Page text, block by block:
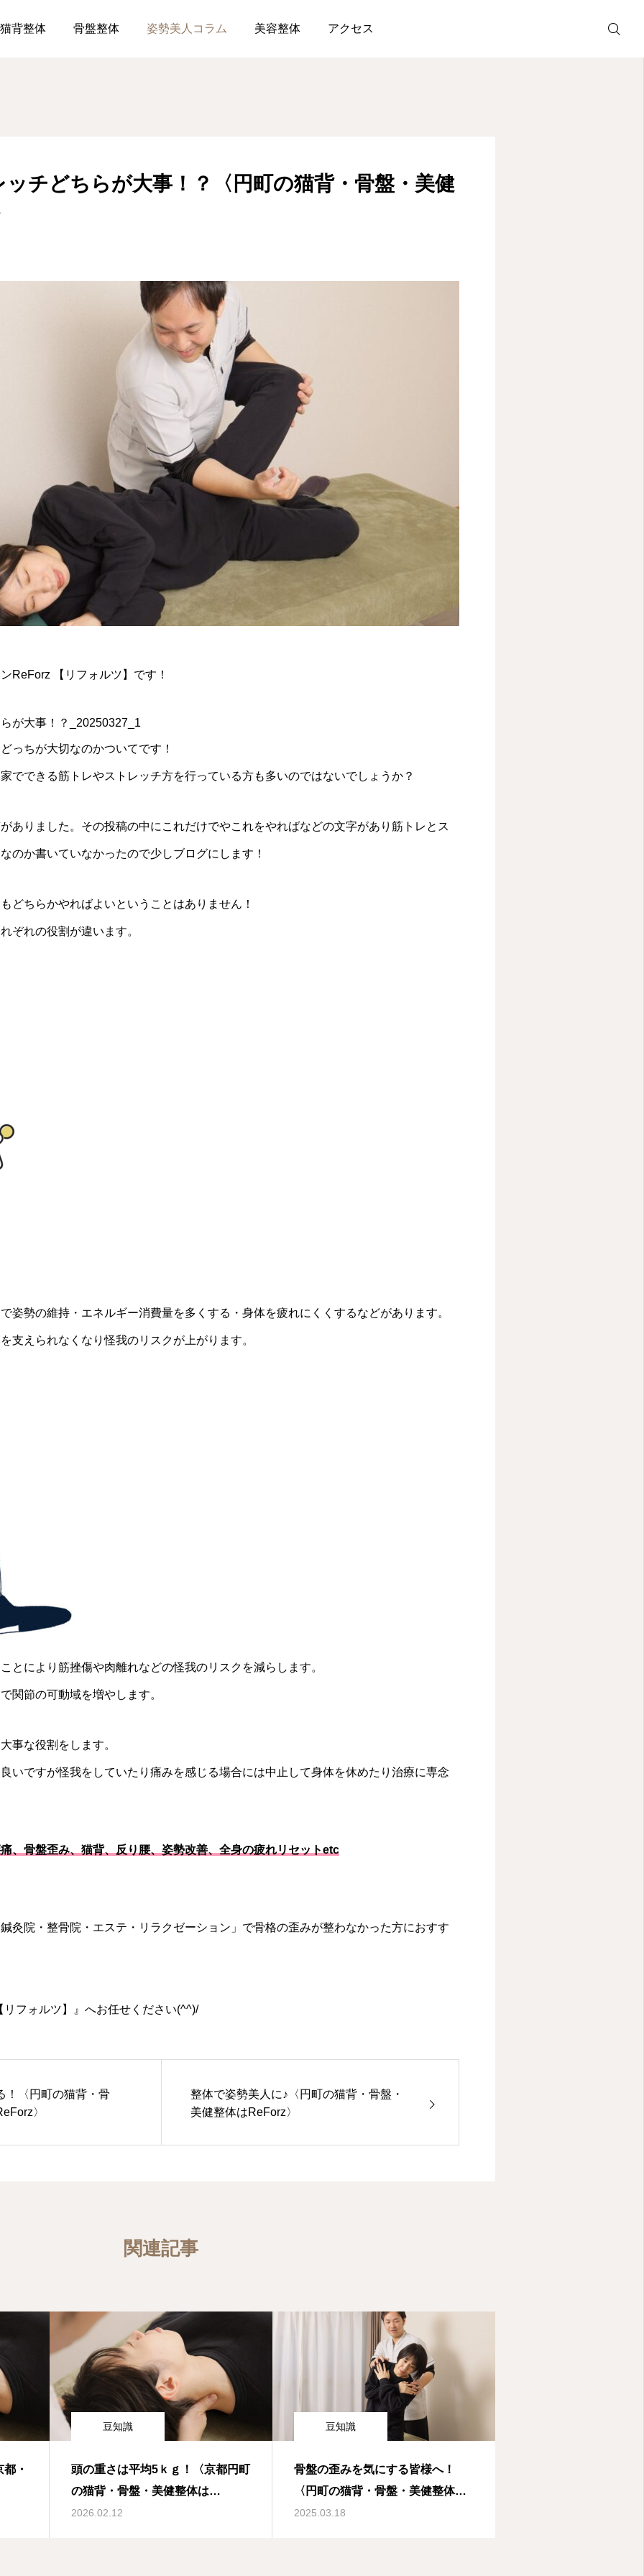
猫背整体 骨盤整体 姿勢美人コラム 美容整体 アクセス
筋トレ・ストレッチどちらが大事！？〈円町の猫背・骨盤・美健整体はReForz〉
チどちらが大事！？〈円町の猫背・骨盤・美健
ReForz 【リフォルツ】です！
っちが大切なのかついてです！
でできる筋トレやストレッチ方を行っている方も多いのではないでしょうか？
ありました。その投稿の中にこれだけでやこれをやればなどの文字があり筋トレとス
のか書いていなかったので少しブログにします！
どちらかやればよいということはありません！
ぞれの役割が違います。
姿勢の維持・エネルギー消費量を多くする・身体を疲れにくくするなどがあります。
支えられなくなり怪我のリスクが上がります。
とにより筋挫傷や肉離れなどの怪我のリスクを減らします。
関節の可動域を増やします。
事な役割をします。
いですが怪我をしていたり痛みを感じる場合には中止して身体を休めたり治療に専念
、骨盤歪み、猫背、反り腰、姿勢改善、全身の疲れリセットetc
灸院・整骨院・エステ・リラクゼーション」で骨格の歪みが整わなかった方におすす
フォルツ】』へお任せください(^^)/
！〈円町の猫背・骨
〉
整体で姿勢美人に♪〈円町の猫背・骨盤・
美健整体はReForz〉
関連記事
・
豆知識
頭の重さは平均5ｋｇ！〈京都円町
の猫背・骨盤・美健整体は
ReForz〉
2026.02.12
豆知識
骨盤の歪みを気にする皆様へ！
〈円町の猫背・骨盤・美健整体は
ReForz〉
2025.03.18